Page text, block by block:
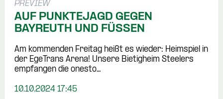
PREVIEW
AUF PUNKTEJAGD GEGEN
BAYREUTH UND FÜSSEN
Am kommenden Freitag heißt es wieder: Heimspiel in
der EgeTrans Arena! Unsere Bietigheim Steelers
empfangen die onesto…
10.10.2024 17:45